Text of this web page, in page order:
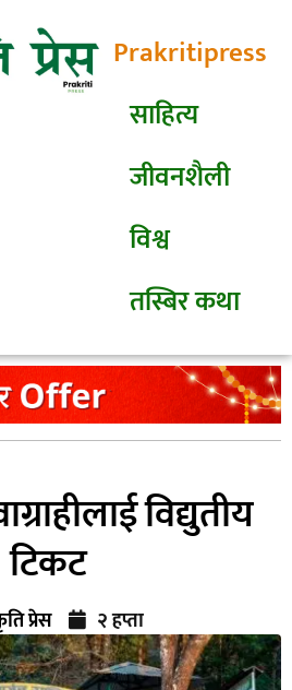
Prakritipress
साहित्य
जीवनशैली
विश्व
तस्बिर कथा
विद्युतीय
टिकट
प्रेस २ हप्ता